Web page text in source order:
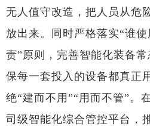
无人值守改造，把人员从危
放出来。同时严格落实“谁
责”原则，完善智能化装备
保每一套投入的设备都真正
绝“建而不用”“用而不管”。
司级智能化综合管控平台，